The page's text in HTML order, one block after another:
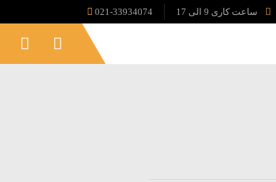
ساعت کاری 9 الی 17 021-33934074